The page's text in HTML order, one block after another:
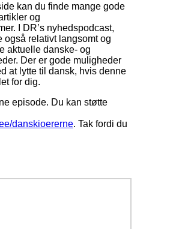
kan du finde mange gode
og
I DR’s nyhedspodcast,
også relativt langsomt og
aktuelle danske- og
Der er gode muligheder
at lytte til dansk, hvis denne
for dig.
episode. Du kan støtte
danskioererne. Tak fordi du